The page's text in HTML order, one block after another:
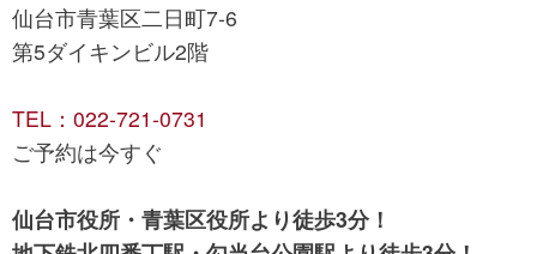
仙台市青葉区二日町7-6
第5ダイキンビル2階
TEL：022-721-0731
ご予約は今すぐ
仙台市役所・青葉区役所より徒歩3分！